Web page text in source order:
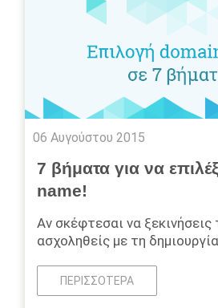
06 Αυγούστου 2015
7 βήματα για να
name!
Αν σκέφτεσαι να
ασχοληθείς με τη
ΠΕΡΙΣΣΌΤΕΡΑ